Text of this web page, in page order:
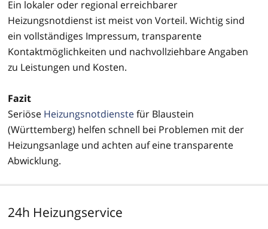
Ein lokaler oder regional erreichbarer
Heizungsnotdienst ist meist von Vorteil. Wichtig sind
ein vollständiges Impressum, transparente
Kontaktmöglichkeiten und nachvollziehbare Angaben
zu Leistungen und Kosten.
Fazit
Seriöse Heizungsnotdienstefür Blaustein
(Württemberg) helfen schnell bei Problemen mit der
Heizungsanlage und achten auf eine transparente
Abwicklung.
24h Heizungservice